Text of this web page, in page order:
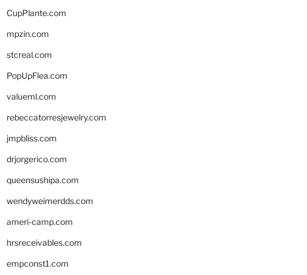
CupPlante.com
mpzin.com
stcreal.com
PopUpFlea.com
valueml.com
rebeccatorresjewelry.com
jmpbliss.com
drjorgerico.com
queensushipa.com
wendyweimerdds.com
ameri-camp.com
hrsreceivables.com
empconst1.com